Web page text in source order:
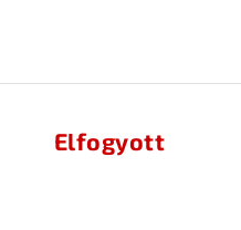
Elfogyott